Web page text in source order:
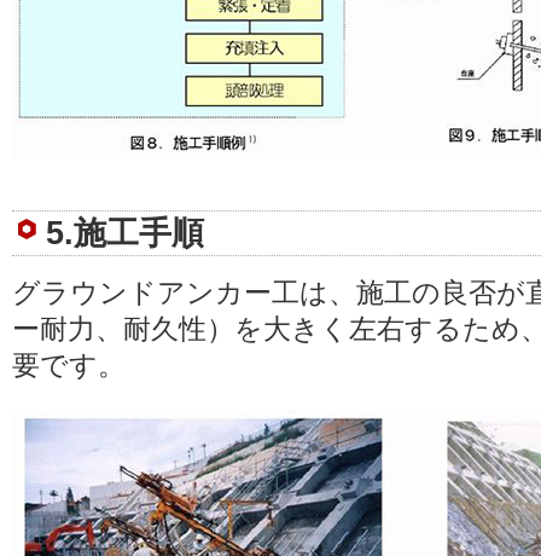
5.施工手順
グラウンドアンカー工は、施工の良否が
ー耐力、耐久性）を大きく左右するため
要です。